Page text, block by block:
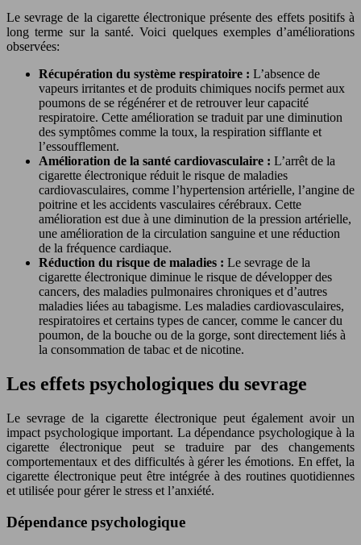
Le sevrage de la cigarette électronique présente des effets positifs à
long terme sur la santé. Voici quelques exemples d’améliorations
observées:
Récupération du système respiratoire : L’absence de
vapeurs irritantes et de produits chimiques nocifs permet aux
poumons de se régénérer et de retrouver leur capacité
respiratoire. Cette amélioration se traduit par une diminution
des symptômes comme la toux, la respiration sifflante et
l’essoufflement.
Amélioration de la santé cardiovasculaire : L’arrêt de la
cigarette électronique réduit le risque de maladies
cardiovasculaires, comme l’hypertension artérielle, l’angine de
poitrine et les accidents vasculaires cérébraux. Cette
amélioration est due à une diminution de la pression artérielle,
une amélioration de la circulation sanguine et une réduction
de la fréquence cardiaque.
Réduction du risque de maladies : Le sevrage de la
cigarette électronique diminue le risque de développer des
cancers, des maladies pulmonaires chroniques et d’autres
maladies liées au tabagisme. Les maladies cardiovasculaires,
respiratoires et certains types de cancer, comme le cancer du
poumon, de la bouche ou de la gorge, sont directement liés à
la consommation de tabac et de nicotine.
Les effets psychologiques du sevrage
Le sevrage de la cigarette électronique peut également avoir un
impact psychologique important. La dépendance psychologique à la
cigarette électronique peut se traduire par des changements
comportementaux et des difficultés à gérer les émotions. En effet, la
cigarette électronique peut être intégrée à des routines quotidiennes
et utilisée pour gérer le stress et l’anxiété.
Dépendance psychologique